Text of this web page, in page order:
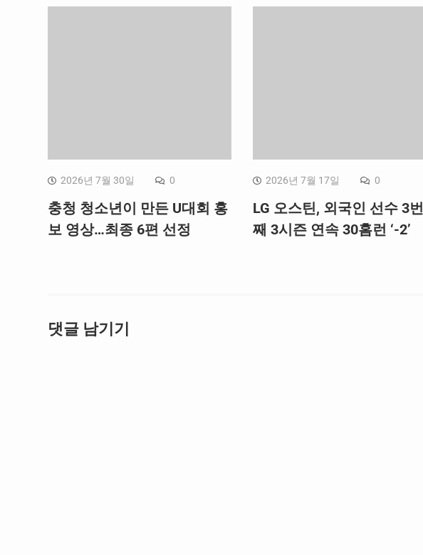
2026년 7월 30일 0
충청 청소년이 만든 U대회 홍
보 영상…최종 6편 선정
2026년 7월 17일 0
LG 오스틴, 외국인 선수 3번
째 3시즌 연속 30홈런 ‘-2’
댓글 남기기